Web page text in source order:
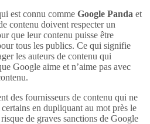
est connu comme Google Panda et
contenu doivent respecter un
que leur contenu puisse être
tous les publics. Ce qui signifie
les auteurs de contenu qui
Google aime et n’aime pas avec
des fournisseurs de contenu qui ne
en dupliquant au mot près le
de graves sanctions de Google